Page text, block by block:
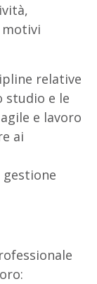
relative
studio e le
e lavoro
ai